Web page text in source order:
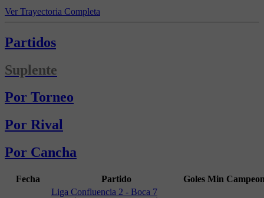
Ver Trayectoria Completa
Partidos
Suplente
Por Torneo
Por Rival
Por Cancha
Fecha Partido Goles Min
Liga Confluencia 2 - Boca 7